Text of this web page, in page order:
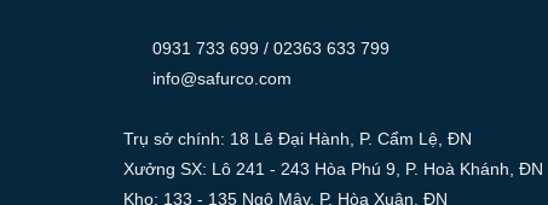
0931 733 699 / 02363 633 799
info@safurco.com
Trụ sở chính: 18 Lê Đại Hành, P. Cẩm Lệ, ĐN
Xưởng SX: Lô 241 - 243 Hòa Phú 9, P. Hoà Khánh, ĐN
Kho: 133 - 135 Ngô Mây, P. Hòa Xuân, ĐN